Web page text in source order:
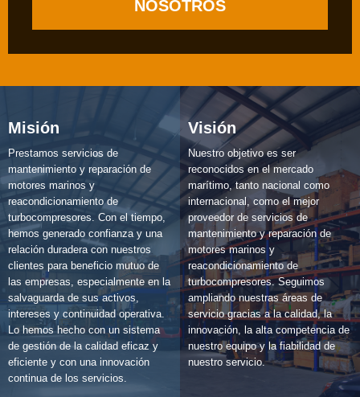
NOSOTROS
Misión
Prestamos servicios de
mantenimiento y reparación de
motores marinos y
reacondicionamiento de
turbocompresores. Con el tiempo,
hemos generado confianza y una
relación duradera con nuestros
clientes para beneficio mutuo de
las empresas, especialmente en la
salvaguarda de sus activos,
intereses y continuidad operativa.
Lo hemos hecho con un sistema
de gestión de la calidad eficaz y
eficiente y con una innovación
continua de los servicios.
Visión
Nuestro objetivo es ser
reconocidos en el mercado
marítimo, tanto nacional como
internacional, como el mejor
proveedor de servicios de
mantenimiento y reparación de
motores marinos y
reacondicionamiento de
turbocompresores. Seguimos
ampliando nuestras áreas de
servicio gracias a la calidad, la
innovación, la alta competencia de
nuestro equipo y la fiabilidad de
nuestro servicio.